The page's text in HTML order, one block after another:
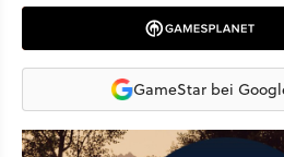
GameStar bei